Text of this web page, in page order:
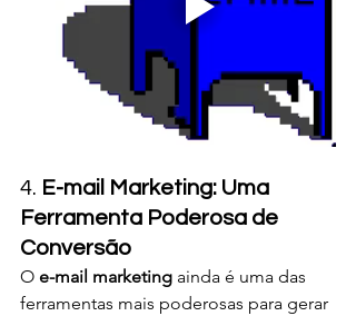
4. E-mail Marketing: Uma
Ferramenta Poderosa de
Conversão
O e-mail marketing ainda é uma das
ferramentas mais poderosas para gerar